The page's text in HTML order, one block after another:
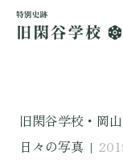
旧閑谷学校・岡
日々の写真 |